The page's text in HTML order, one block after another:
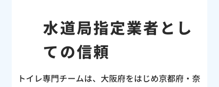
水道局指定業者とし
ての信頼
トイレ専門チームは、大阪府をはじめ京都府・奈